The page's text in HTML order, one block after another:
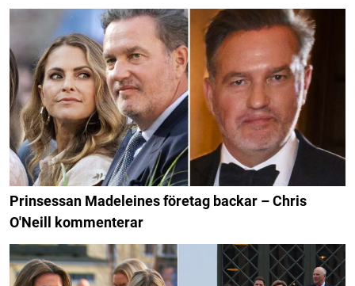
Prinsessan Madeleines företag backar – Chris
O'Neill kommenterar